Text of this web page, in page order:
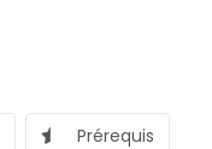
Prérequis